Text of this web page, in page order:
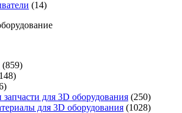
(14)
(859)
для 3D оборудования (250)
для 3D оборудования (1028)